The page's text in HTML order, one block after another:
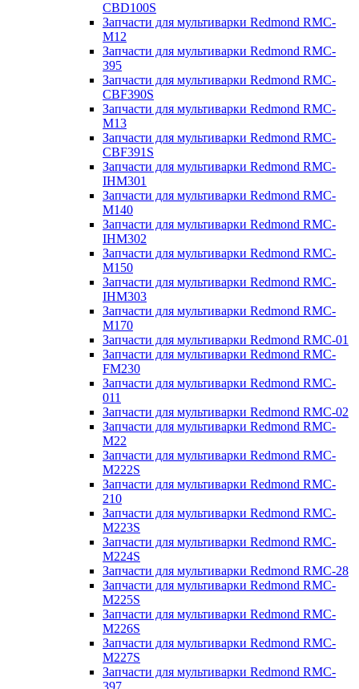
CBD100S
Запчасти для мультиварки Redmond RMC-
M12
Запчасти для мультиварки Redmond RMC-
395
Запчасти для мультиварки Redmond RMC-
CBF390S
Запчасти для мультиварки Redmond RMC-
M13
Запчасти для мультиварки Redmond RMC-
CBF391S
Запчасти для мультиварки Redmond RMC-
IHM301
Запчасти для мультиварки Redmond RMC-
M140
Запчасти для мультиварки Redmond RMC-
IHM302
Запчасти для мультиварки Redmond RMC-
M150
Запчасти для мультиварки Redmond RMC-
IHM303
Запчасти для мультиварки Redmond RMC-
M170
Запчасти для мультиварки Redmond RMC-01
Запчасти для мультиварки Redmond RMC-
FM230
Запчасти для мультиварки Redmond RMC-
011
Запчасти для мультиварки Redmond RMC-02
Запчасти для мультиварки Redmond RMC-
M22
Запчасти для мультиварки Redmond RMC-
M222S
Запчасти для мультиварки Redmond RMC-
210
Запчасти для мультиварки Redmond RMC-
M223S
Запчасти для мультиварки Redmond RMC-
M224S
Запчасти для мультиварки Redmond RMC-28
Запчасти для мультиварки Redmond RMC-
M225S
Запчасти для мультиварки Redmond RMC-
M226S
Запчасти для мультиварки Redmond RMC-
M227S
Запчасти для мультиварки Redmond RMC-
397